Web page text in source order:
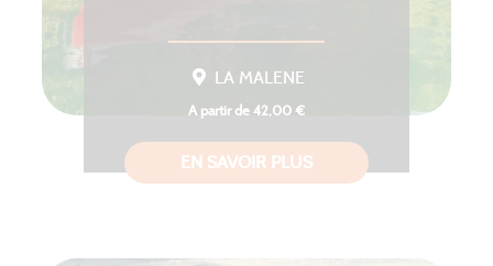
LA MALENE
A partir de 42,00 €
EN SAVOIR PLUS